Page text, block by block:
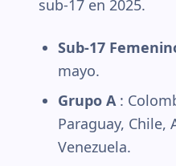
sub-17 en 2025.
Sub-17
mayo.
Grupo A:
Paraguay, Chile,
Venezuela.